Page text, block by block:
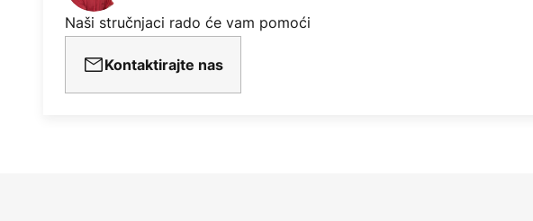
Naši stručnjaci rado će vam pomoći
Kontaktirajte nas